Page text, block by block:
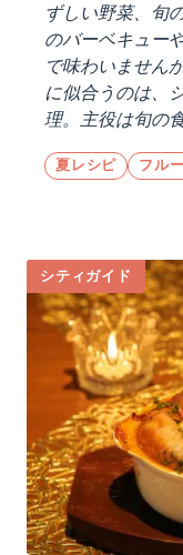
ずしい野菜、旬
のバーベキュー
で味わいません
に似合うのは、
理。主役は旬の
夏レシピ フル
シティガイド